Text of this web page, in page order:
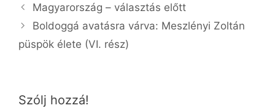
Magyarország – választás előtt
Boldoggá avatásra várva: Meszlényi Zoltán
püspök élete (VI. rész)
Szólj hozzá!